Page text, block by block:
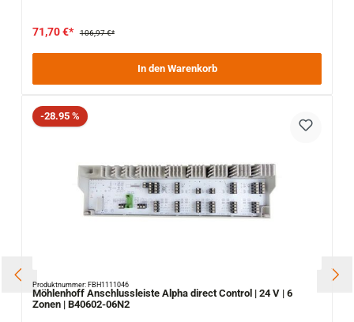
71,70 €* 106,97 €*
In den Warenkorb
Rabatt
-28.95 %
Produktnummer: FBH1111046
Möhlenhoff Anschlussleiste Alpha direct Control | 24 V | 6
Zonen | B40602-06N2